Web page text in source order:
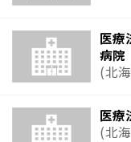
医療
病院
(北
医療
(北